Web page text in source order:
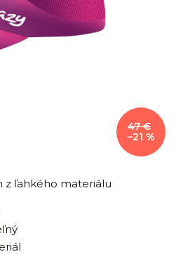
z ľahkého materiálu
47 €
–21 %